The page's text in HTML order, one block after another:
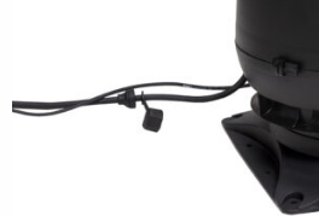
STRAIPSNIAI IR NAUJIENOS
SUSISIEKITE SU MUMIS
SV-FI